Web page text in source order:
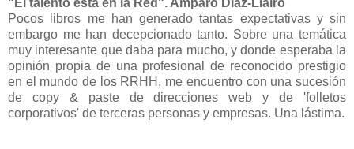
"El talento está en la Red". Amparo Díaz-Llairó
Pocos libros me han generado tantas expectativas y sin
embargo me han decepcionado tanto. Sobre una temática
muy interesante que daba para mucho, y donde esperaba la
opinión propia de una profesional de reconocido prestigio
en el mundo de los RRHH, me encuentro con una sucesión
de copy & paste de direcciones web y de 'folletos
corporativos' de terceras personas y empresas. Una lástima.